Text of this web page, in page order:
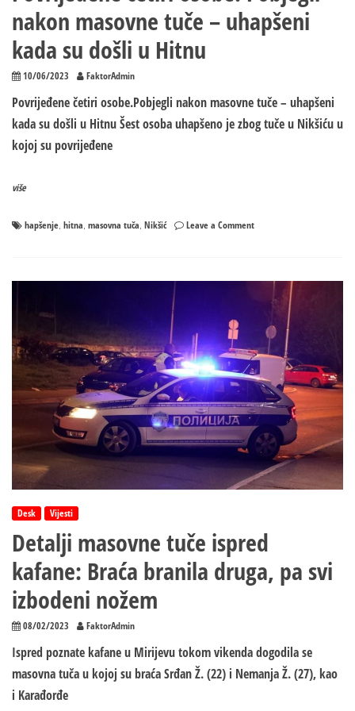
nakon masovne tuče – uhapšeni
kada su došli u Hitnu
10/06/2023 FaktorAdmin
Povrijeđene četiri osobe.Pobjegli nakon masovne tuče – uhapšeni
kada su došli u Hitnu Šest osoba uhapšeno je zbog tuče u Nikšiću u
kojoj su povrijeđene
više
hapšenje, hitna, masovna tuča, Nikšić Leave a Commenton
Pobjegli
nakon
tuče
–
uhapšeni
kada
su
došli
u
Hitnu
Desk Vijesti
Detalji masovne tuče ispred
kafane: Braća branila druga, pa svi
izbodeni nožem
08/02/2023 FaktorAdmin
Ispred poznate kafane u Mirijevu tokom vikenda dogodila se
masovna tuča u kojoj su braća Srđan Ž. (22) i Nemanja Ž. (27), kao
i Karađorđe